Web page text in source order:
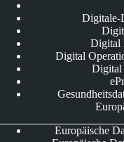
Digitale-
Digital
Digital
Digital
Europäische